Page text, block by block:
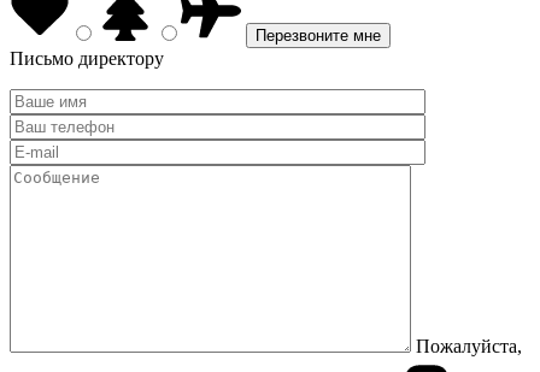
Письмо директору
Пожалуйста,